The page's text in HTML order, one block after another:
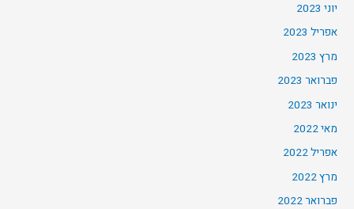
יוני 2023
אפריל 2023
מרץ 2023
פברואר 2023
ינואר 2023
מאי 2022
אפריל 2022
מרץ 2022
פברואר 2022